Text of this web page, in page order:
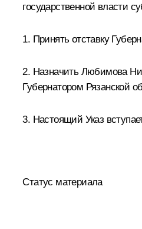
государственной власти
1. Принять отставку
2. Назначить Любимова
Губернатором Рязанской
3. Настоящий Указ
Статус материала